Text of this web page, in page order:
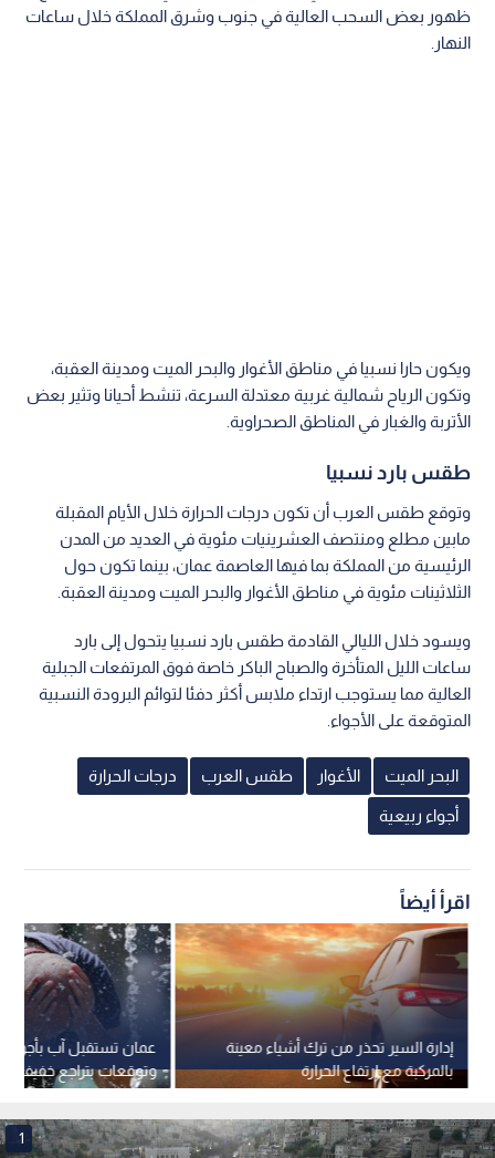
ظهور بعض السحب العالية في جنوب وشرق المملكة خلال ساعات
النهار.
ويكون حارا نسبيا في مناطق الأغوار والبحر الميت ومدينة العقبة،
وتكون الرياح شمالية غربية معتدلة السرعة، تنشط أحيانا وتثير بعض
الأتربة والغبار في المناطق الصحراوية.
طقس بارد نسبيا
وتوقع طقس العرب أن تكون درجات الحرارة خلال الأيام المقبلة
مابين مطلع ومنتصف العشرينيات مئوية في العديد من المدن
الرئيسية من المملكة بما فيها العاصمة عمان، بينما تكون حول
الثلاثينات مئوية في مناطق الأغوار والبحر الميت ومدينة العقبة.
ويسود خلال الليالي القادمة طقس بارد نسبيا يتحول إلى بارد
ساعات الليل المتأخرة والصباح الباكر خاصة فوق المرتفعات الجبلية
العالية مما يستوجب ارتداء ملابس أكثر دفئا لتوائم البرودة النسبية
المتوقعة على الأجواء.
البحر الميت الأغوار طقس العرب درجات الحرارة
أجواء ربيعية
اقرأ أيضاً
عمان تستقبل آب بأجواء
وتوقعات بتراجع خفيف
بداية الأسبوع
إدارة السير تحذر من ترك أشياء معينة
بالمركبة مع ارتفاع الحرارة
1